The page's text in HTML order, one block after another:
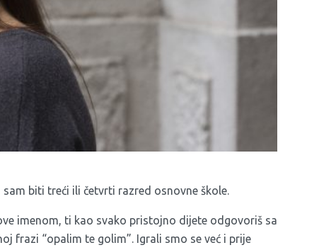
biti treći ili četvrti razred osnovne škole.
imenom, ti kao svako pristojno dijete odgovoriš sa
frazi “opalim te golim”. Igrali smo se već i prije